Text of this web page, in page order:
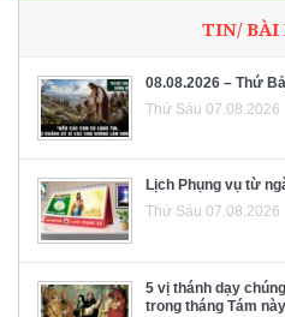
TIN/ BÀI
08.08.2026 – Thứ
Thứ Sáu 07.08.2026
Lịch Phụng vụ từ
Thứ Sáu 07.08.2026
5 vị thánh dạy
trong tháng Tám này